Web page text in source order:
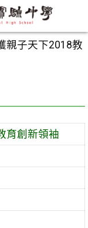
親子天下2018教
育創新領袖